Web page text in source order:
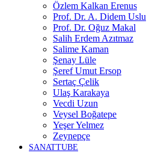
Özlem Kalkan Erenus
Prof. Dr. A. Didem Uslu
Prof. Dr. Oğuz Makal
Salih Erdem Azıtmaz
Salime Kaman
Şenay Lüle
Şeref Umut Ersop
Sertaç Çelik
Ulaş Karakaya
Vecdi Uzun
Veysel Boğatepe
Yeşer Yelmez
Zeynepçe
SANATTUBE